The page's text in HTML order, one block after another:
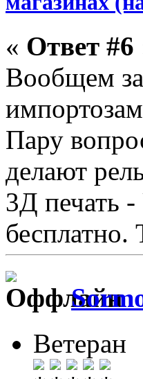
« Ответ #6
Вообщем
Пару
делают
3Д печать
бесплатно.
Ветеран